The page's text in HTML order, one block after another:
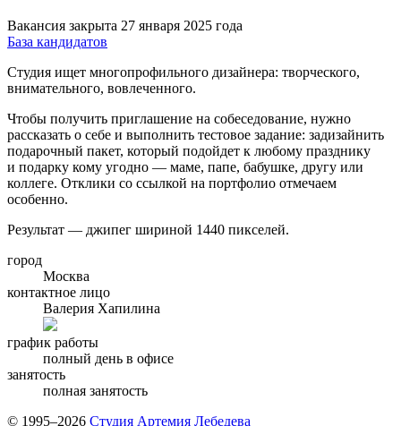
Вакансия закрыта 27 января 2025 года
База кандидатов
Студия ищет многопрофильного дизайнера: творческого,
внимательного, вовлеченного.
Чтобы получить приглашение на собеседование, нужно
рассказать о себе и выполнить тестовое задание: задизайнить
подарочный пакет, который подойдет к любому празднику
и подарку кому угодно — маме, папе, бабушке, другу или
коллеге. Отклики со ссылкой на портфолио отмечаем
особенно.
Результат — джипег шириной 1440 пикселей.
город
Москва
контактное лицо
Валерия Хапилина
график работы
полный день в офисе
занятость
полная занятость
© 1995–2026 Студия Артемия Лебедева